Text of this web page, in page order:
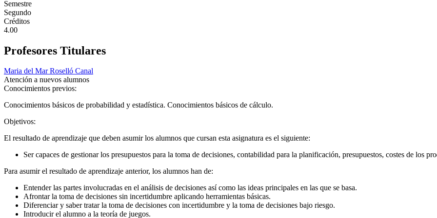
Semestre
Segundo
Créditos
4.00
Profesores Titulares
Maria del Mar Roselló Canal
Atención a nuevos alumnos
Conocimientos previos:
Conocimientos básicos de probabilidad y estadística. Conocimientos básicos de cálculo.
Objetivos:
El resultado de aprendizaje que deben asumir los alumnos que cursan esta asignatura es el siguiente:
Ser capaces de gestionar los presupuestos para la toma de decisiones, contabilidad para la planificación, presupuestos, costes de los
Para asumir el resultado de aprendizaje anterior, los alumnos han de:
Entender las partes involucradas en el análisis de decisiones así como las ideas principales en las que se basa.
Afrontar la toma de decisiones sin incertidumbre aplicando herramientas básicas.
Diferenciar y saber tratar la toma de decisiones con incertidumbre y la toma de decisiones bajo riesgo.
Introducir el alumno a la teoría de juegos.